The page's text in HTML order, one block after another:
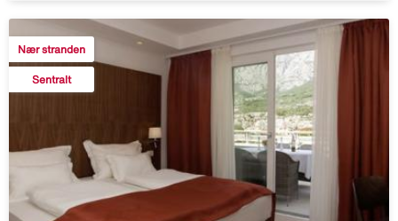
Nær stranden
Sentralt